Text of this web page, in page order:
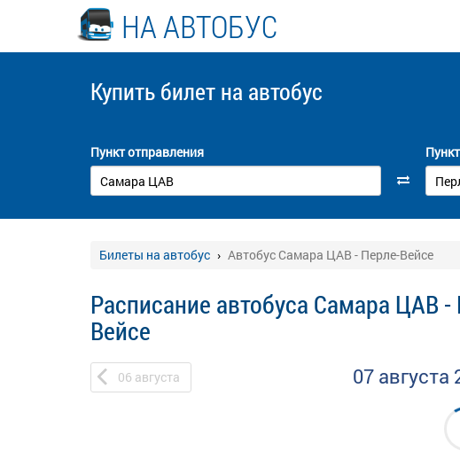
НА АВТОБУС
Купить билет на автобус
Пункт отправления
Билеты на автобус Автобус Самара ЦАВ - Перле-Вейсе
Расписание автобуса Самара ЦАВ -
Вейсе
06 августа 07 августа